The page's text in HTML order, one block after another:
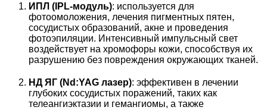
ИПЛ (IPL-модуль): используется для
фотоомоложения, лечения пигментных пятен,
сосудистых образований, акне и проведения
фотоэпиляции. Интенсивный импульсный свет
воздействует на хромофоры кожи, способствуя их
разрушению без повреждения окружающих тканей.
НД ЯГ (Nd:YAG лазер): эффективен в лечении
глубоких сосудистых поражений, таких как
телеангиэктазии и гемангиомы, а также